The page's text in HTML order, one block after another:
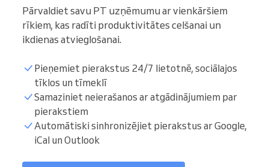
Pārvaldiet savu PT uzņēmumu ar vienkāršiem
rīkiem, kas radīti produktivitātes celšanai un
ikdienas atvieglošanai.
Pieņemiet pierakstus 24/7 lietotnē, sociālajos
tīklos un tīmeklī
Samaziniet neierašanos ar atgādinājumiem par
pierakstiem
Automātiski sinhronizējiet pierakstus ar Google,
iCal un Outlook